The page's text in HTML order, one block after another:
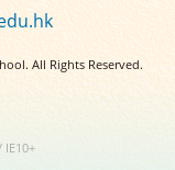
All Rights Reserved.